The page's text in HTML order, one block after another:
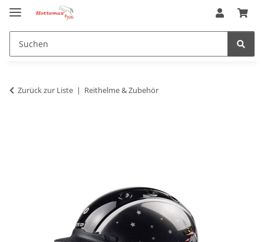
Zurück zur Liste Reithelme & Zubehör